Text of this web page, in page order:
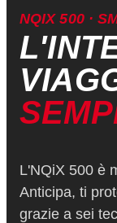
NQIX 500 ·
L'NQiX 500 è
Anticipa, ti
grazie a sei